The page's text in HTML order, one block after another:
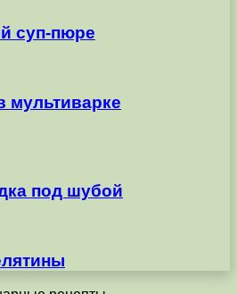
суп-пюре
мультиварке
под шубой